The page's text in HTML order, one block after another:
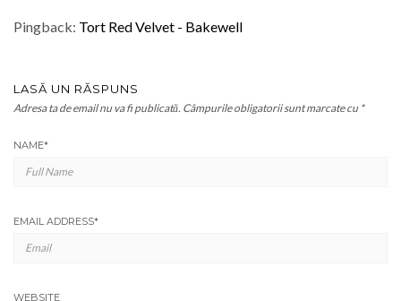
Pingback: Tort Red Velvet - Bakewell
LASĂ UN RĂSPUNS
Adresa ta de email nu va fi publicată. Câmpurile obligatorii sunt marcate cu *
NAME*
EMAIL ADDRESS*
WEBSITE